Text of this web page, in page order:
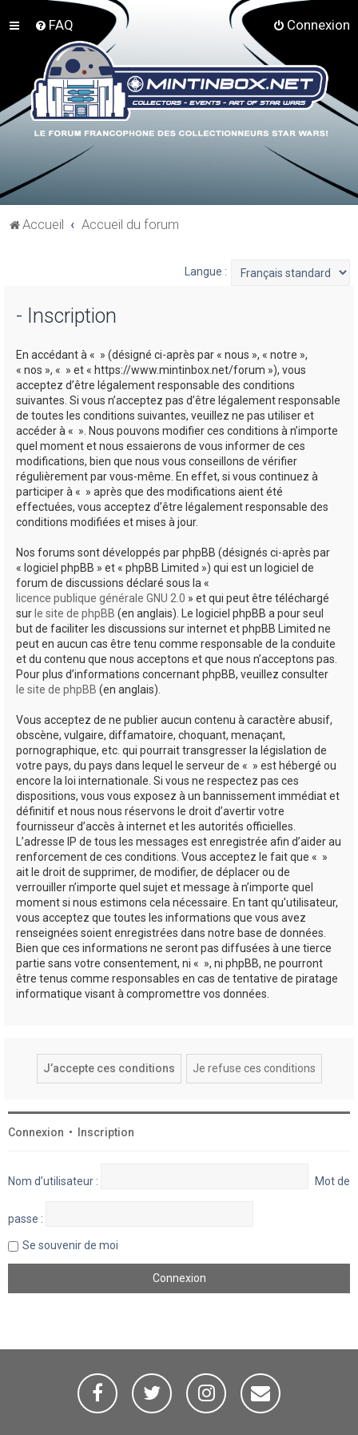
FAQ Connexion
Accueil Accueil du forum
Langue :
- Inscription
En accédant à « » (désigné ci-après par « nous », « notre »,
« nos », « » et « https://www.mintinbox.net/forum »), vous
acceptez d’être légalement responsable des conditions
suivantes. Si vous n’acceptez pas d’être légalement responsable
de toutes les conditions suivantes, veuillez ne pas utiliser et
accéder à « ». Nous pouvons modifier ces conditions à n’importe
quel moment et nous essaierons de vous informer de ces
modifications, bien que nous vous conseillons de vérifier
régulièrement par vous-même. En effet, si vous continuez à
participer à « » après que des modifications aient été
effectuées, vous acceptez d’être légalement responsable des
conditions modifiées et mises à jour.
Nos forums sont développés par phpBB (désignés ci-après par
« logiciel phpBB » et « phpBB Limited ») qui est un logiciel de
forum de discussions déclaré sous la «
licence publique générale GNU 2.0 » et qui peut être téléchargé
sur le site de phpBB (en anglais). Le logiciel phpBB a pour seul
but de faciliter les discussions sur internet et phpBB Limited ne
peut en aucun cas être tenu comme responsable de la conduite
et du contenu que nous acceptons et que nous n’acceptons pas.
Pour plus d’informations concernant phpBB, veuillez consulter
le site de phpBB (en anglais).
Vous acceptez de ne publier aucun contenu à caractère abusif,
obscène, vulgaire, diffamatoire, choquant, menaçant,
pornographique, etc. qui pourrait transgresser la législation de
votre pays, du pays dans lequel le serveur de « » est hébergé ou
encore la loi internationale. Si vous ne respectez pas ces
dispositions, vous vous exposez à un bannissement immédiat et
définitif et nous nous réservons le droit d’avertir votre
fournisseur d’accès à internet et les autorités officielles.
L’adresse IP de tous les messages est enregistrée afin d’aider au
renforcement de ces conditions. Vous acceptez le fait que « »
ait le droit de supprimer, de modifier, de déplacer ou de
verrouiller n’importe quel sujet et message à n’importe quel
moment si nous estimons cela nécessaire. En tant qu’utilisateur,
vous acceptez que toutes les informations que vous avez
renseignées soient enregistrées dans notre base de données.
Bien que ces informations ne seront pas diffusées à une tierce
partie sans votre consentement, ni « », ni phpBB, ne pourront
être tenus comme responsables en cas de tentative de piratage
informatique visant à compromettre vos données.
Connexion • Inscription
Nom d’utilisateur : Mot de
passe :
Se souvenir de moi